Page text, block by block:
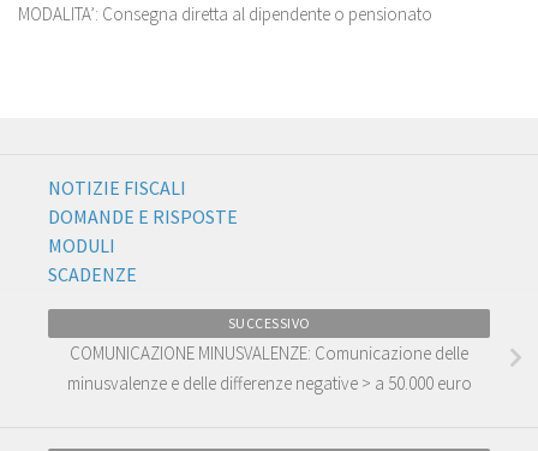
MODALITA’: Consegna diretta al dipendente o pensionato
NOTIZIE FISCALI
DOMANDE E RISPOSTE
MODULI
SCADENZE
SUCCESSIVO
COMUNICAZIONE MINUSVALENZE: Comunicazione delle
minusvalenze e delle differenze negative > a 50.000 euro